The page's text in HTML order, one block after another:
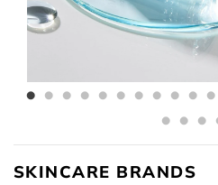
SKINCARE BRANDS